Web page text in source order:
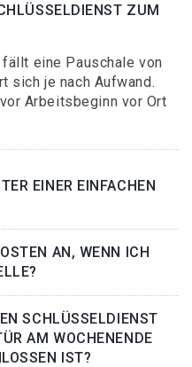
ZUM
eine Pauschale von
sich je nach Aufwand.
Arbeitsbeginn vor Ort
EINER EINFACHEN
AN, WENN ICH
SCHLÜSSELDIENST
AM WOCHENENDE
IST?